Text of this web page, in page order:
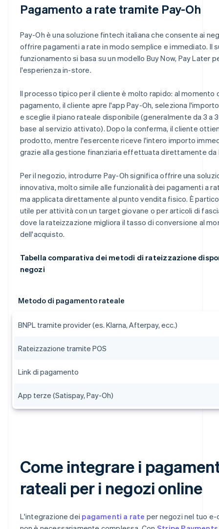
Pagamento a rate tramite Pay-Oh
Pay-Oh è una soluzione fintech italiana che consente ai
offrire pagamenti a rate in modo semplice e immediato. Il
funzionamento si basa su un modello Buy Now, Pay Later
l'esperienza in-store.
Il processo tipico per il cliente è molto rapido: al momento
pagamento, il cliente apre l'app Pay-Oh, seleziona
e sceglie il piano rateale disponibile (generalmente da 3 a
base al servizio attivato). Dopo la conferma, il cliente
prodotto, mentre l'esercente riceve l'intero importo
grazie alla gestione finanziaria effettuata direttamente da
Per il negozio, introdurre Pay-Oh significa offrire una
innovativa, molto simile alle funzionalità dei pagamenti a
ma applicata direttamente al punto vendita fisico. È
utile per attività con un target giovane o per articoli di
dove la rateizzazione migliora il tasso di conversione al
dell'acquisto.
Tabella comparativa dei metodi di rateizzazione
negozi
Metodo di pagamento rateale
BNPL tramite provider (es. Klarna, Afterpay, ecc.)
Rateizzazione tramite POS
Link di pagamento
App terze (Satispay, Pay-Oh)
Come integrare i
rateali per i negozi online
L'integrazione dei pagamenti a rate per negozi nel tuo